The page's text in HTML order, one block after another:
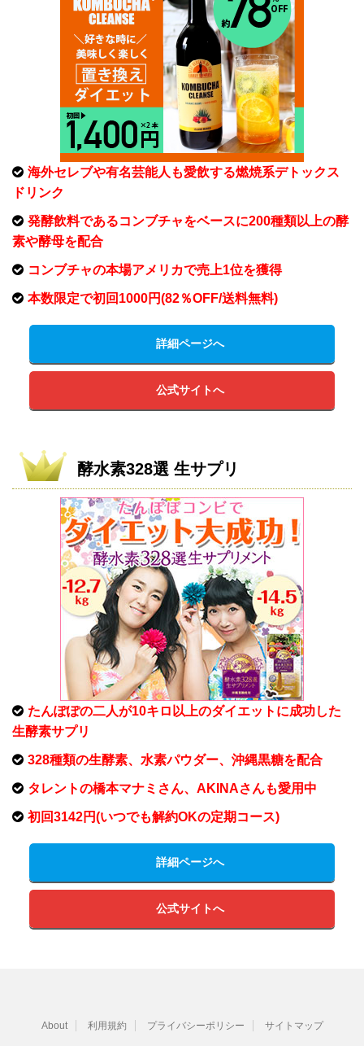
海外セレブや有名芸能人も愛飲する燃焼系デトックス
ドリンク
発酵飲料であるコンブチャをベースに200種類以上の酵
素や酵母を配合
コンブチャの本場アメリカで売上1位を獲得
本数限定で初回1000円(82％OFF/送料無料)
詳細ページへ
公式サイトへ
酵水素328選 生サプリ
たんぽぽの二人が10キロ以上のダイエットに成功した
生酵素サプリ
328種類の生酵素、水素パウダー、沖縄黒糖を配合
タレントの橋本マナミさん、AKINAさんも愛用中
初回3142円(いつでも解約OKの定期コース)
詳細ページへ
公式サイトへ
About 利用規約 プライバシーポリシー サイトマップ